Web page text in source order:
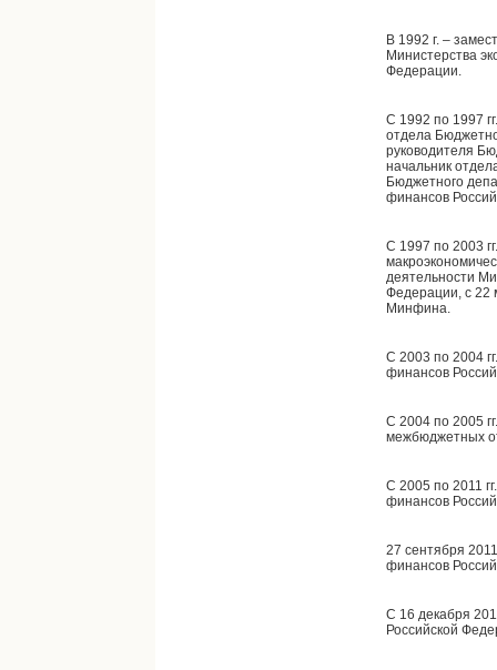
В 1992 г. –
Министерства
Федерации.
С 1992 по 1997
отдела
руководителя
начальник
Бюджетного
финансов
С 1997 по 2003
деятельности
Федерации, с 22
Минфина.
С 2003 по 2004
финансов
С 2004 по 2005
межбюджетных
С 2005 по 2011
финансов
27 сентября
финансов
C 16 декабря
Российской